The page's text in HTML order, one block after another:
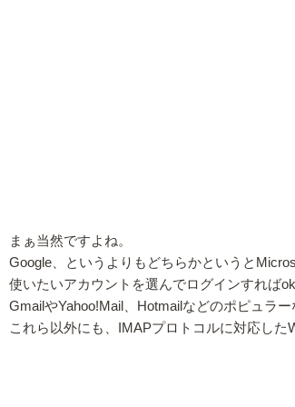
まぁ当然ですよね。
Google、というよりもどちらかというと
使いたいアカウントを選んでログインすれば
GmailやYahoo!Mail、Hotmailなどのポピュラ
これら以外にも、IMAPプロトコルに対応した